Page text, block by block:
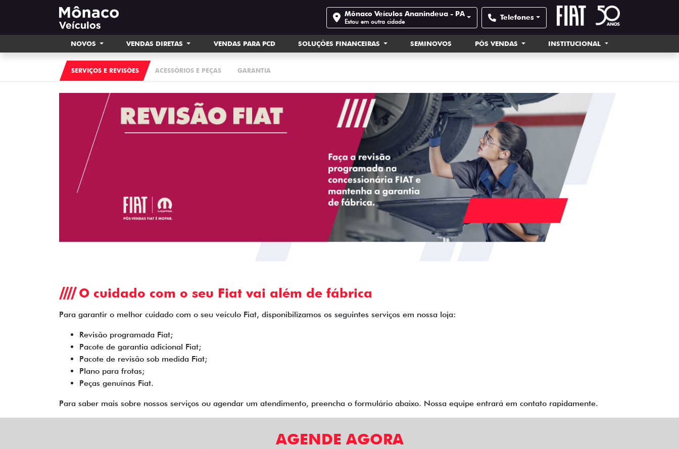
Mônaco Veículos Ananindeua - PA
Estou em outra cidade Telefones
NOVOS VENDAS DIRETAS VENDAS PARA PCD SOLUÇÕES FINANCEIRAS SEMINOVOS PÓS VENDAS INSTITUCIONAL
SERVIÇOS E REVISÕES ACESSÓRIOS E PEÇAS GARANTIA
O cuidado com o seu Fiat vai além de fábrica
Para garantir o melhor cuidado com o seu veículo Fiat, disponibilizamos os seguintes serviços em nossa loja:
Revisão programada Fiat;
Pacote de garantia adicional Fiat;
Pacote de revisão sob medida Fiat;
Plano para frotas;
Peças genuínas Fiat.
Para saber mais sobre nossos serviços ou agendar um atendimento, preencha o formulário abaixo. Nossa equipe entrará em contato rapidamente.
AGENDE AGORA